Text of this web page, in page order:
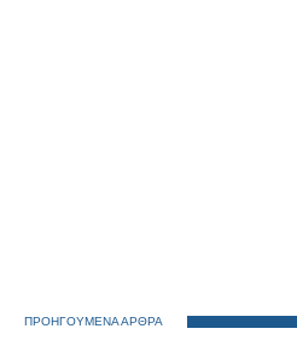
ΠΡΟΗΓΟΥΜΕΝΑ ΑΡΘΡΑ